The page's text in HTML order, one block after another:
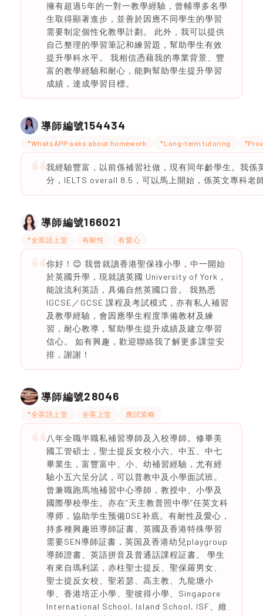
擁有超過5年的一對一教學經驗，曾輔導多名學
生取得顯著進步，並善於因應不同學生的學習
需要制定個性化教學計劃。 此外，我可以提供
自己整理的學習筆記和練習題，幫助學生有效
提升學科水平。 我相信憑藉我的專業背景、豐
富的教學經驗和耐心，能夠幫助學生提升學習
成績，達成學習目標。
導師編號154434
*WhatsAPP asks about homework *Long-term tutoring
我經驗豐富，以前係補習社做，現有同年齡學生。我係
分，IELTS overall 8.5，可以馬上開始，係英文專科老
導師編號166021
*全英語上堂 有耐性 有愛心
你好！😊 我曾就讀香港聖保祿小學，中一開始
於英國升學，現就讀英國 University of York，
能說流利英語，具備自然英國口音。 我熟悉
IGCSE／GCSE 課程及考試模式，亦有私人補習
及教學經驗，會因應學生程度準備教材及練
習，耐心教導，幫助學生提升成績及建立學習
信心。 如有興趣，歡迎聯絡我了解更多課堂安
排，謝謝！
導師編號28046
*全英語上堂 全英上堂 應試策略
八年全職半職私補習導師及入校導師。修畢美
國工管碩士，聖士提反女校小六、中五、中七
畢業生，富豐富中、小、幼補習經驗，尤有經
驗小五六呈分試，可以普教中及小學面試班。
曾兼職跑馬地補習中心導師，教授中、小學及
國際學校學生。亦在”天主教普照中學”任英文科
導师，協助学生预備DSE补底。有耐性及愛心，
持多種興趣班導師証書、英國及香港特殊學習
需要SEN導師証書，英国及香港幼兒playgroup
導師證書、英語拼音及普通話課程証書。 學生
有來自瑪利諾，赤柱聖士提反、聖保羅男女、
聖士提反女校、聖若瑟、高主教、九龍塘小
學、香港培正小學、聖彼得小學、Singapore
International School, Island School, ISF、維